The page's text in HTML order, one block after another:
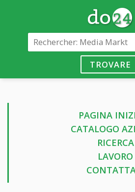
TROVARE
PAGINA
CATALOGO
RICERCA
LAVORO